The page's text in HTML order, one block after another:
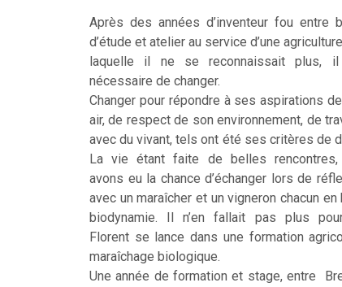
Après des années d’inventeur fou entre
d’étude et atelier au service d’une
laquelle il ne se reconnaissait plus,
nécessaire de changer.
Changer pour répondre à ses aspirations
air, de respect de son environnement, de
avec du vivant, tels ont été ses critères de
La vie étant faite de belles rencontres,
avons eu la chance d’échanger lors de
avec un maraîcher et un vigneron chacun
biodynamie. Il n’en fallait pas plus
Florent se lance dans une formation
maraîchage biologique.
Une année de formation et stage, entre